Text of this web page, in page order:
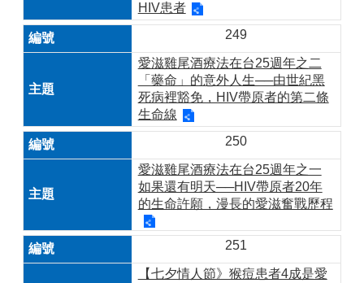
HIV患者
249
愛滋雞尾酒療法在台25週年之二
「藥命」的意外人生──由世紀黑
死病裡豁免，HIV帶原者的第二條
生命線
250
愛滋雞尾酒療法在台25週年之一
如果還有明天──HIV帶原者20年
的生命許願，漫長的愛滋奮戰歷程
251
【七夕情人節》猴痘患者4成是愛